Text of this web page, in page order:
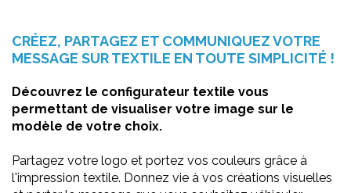
CRÉEZ, PARTAGEZ ET COMMUNIQUEZ VOTRE
MESSAGE SUR TEXTILE EN TOUTE SIMPLICITÉ !
Découvrez le configurateur textile vous
permettant de visualiser votre image sur le
modèle de votre choix.
Partagez votre logo et portez vos couleurs grâce à
l'impression textile. Donnez vie à vos créations visuelles